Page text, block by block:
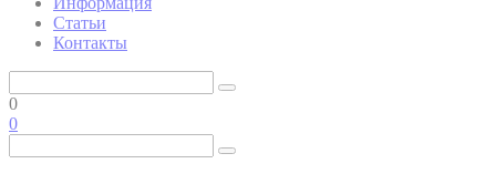
Статьи
Контакты
0
0